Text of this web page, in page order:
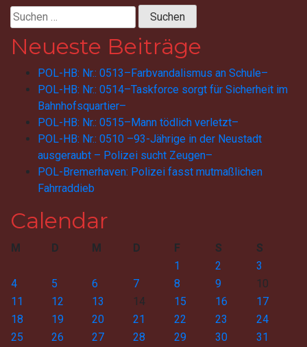
Suchen
nach:
Neueste Beiträge
POL-HB: Nr.: 0513–Farbvandalismus an Schule–
POL-HB: Nr.: 0514–Taskforce sorgt für Sicherheit im
Bahnhofsquartier–
POL-HB: Nr.: 0515–Mann tödlich verletzt–
POL-HB: Nr.: 0510 –93-Jährige in der Neustadt
ausgeraubt – Polizei sucht Zeugen–
POL-Bremerhaven: Polizei fasst mutmaßlichen
Fahrraddieb
Calendar
M D M D F S
S
1
2
3
4
5 6 7 8 9
10
11
12 13 14 15 16
17
18
19 20 21 22 23
24
25
26 27 28 29 30 31